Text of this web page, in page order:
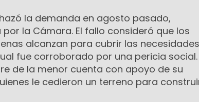
la demanda en agosto pasado,
la Cámara. El fallo consideró que los
alcanzan para cubrir las necesidades
fue corroborado por una pericia social.
de la menor cuenta con apoyo de su
le cedieron un terreno para